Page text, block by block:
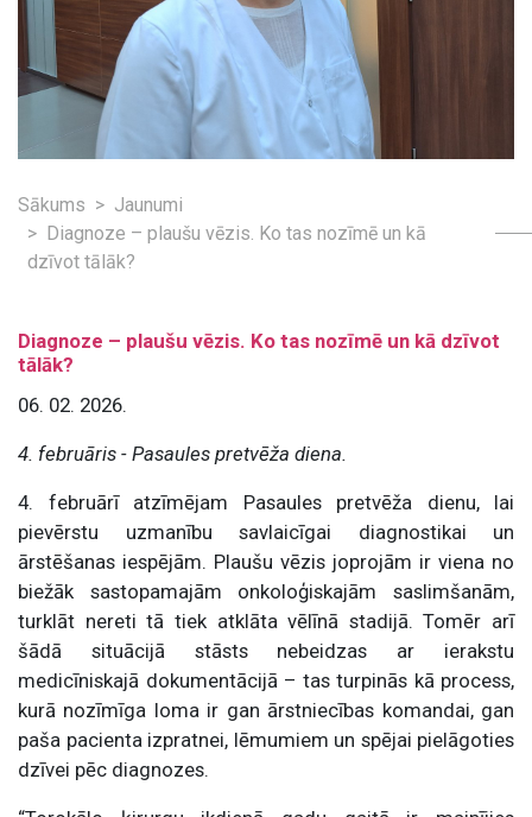
Sākums
Jaunumi
Diagnoze – plaušu vēzis. Ko tas nozīmē un kā
dzīvot tālāk?
Diagnoze – plaušu vēzis. Ko tas nozīmē un kā dzīvot
tālāk?
06. 02. 2026.
4. februāris - Pasaules pretvēža diena.
4. februārī atzīmējam Pasaules pretvēža dienu, lai
pievērstu uzmanību savlaicīgai diagnostikai un
ārstēšanas iespējām. Plaušu vēzis joprojām ir viena no
biežāk sastopamajām onkoloģiskajām saslimšanām,
turklāt nereti tā tiek atklāta vēlīnā stadijā. Tomēr arī
šādā situācijā stāsts nebeidzas ar ierakstu
medicīniskajā dokumentācijā – tas turpinās kā process,
kurā nozīmīga loma ir gan ārstniecības komandai, gan
paša pacienta izpratnei, lēmumiem un spējai pielāgoties
dzīvei pēc diagnozes.